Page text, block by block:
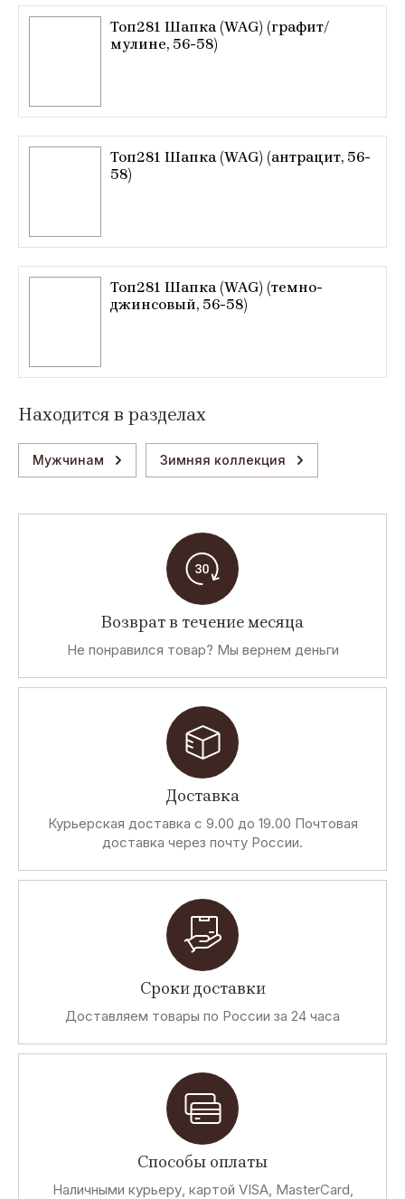
Топ281 Шапка (WAG) (графит/
мулине, 56-58)
Топ281 Шапка (WAG) (антрацит, 56-
58)
Топ281 Шапка (WAG) (темно-
джинсовый, 56-58)
Находится в разделах
Мужчинам Зимняя коллекция
Возврат в течение месяца
Не понравился товар? Мы вернем деньги
Доставка
Курьерская доставка с 9.00 до 19.00 Почтовая
доставка через почту России.
Сроки доставки
Доставляем товары по России за 24 часа
Способы оплаты
Наличными курьеру, картой VISA, MasterCard,